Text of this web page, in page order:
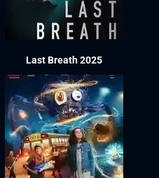
Last Breath 2025